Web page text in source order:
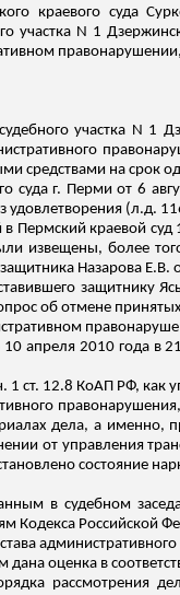
краевого суда
участка N 1
участка N
средствами на срок
суда г. Перми от 6
удовлетворения (л.д.
Пермский краевой суд
извещены, более
Назарова
защитнику
об отмене
апреля 2010 года в
ст. 12.8 КоАП РФ, как
дела, а именно,
от управления
состояние
в судебном
Кодекса Российской
дана оценка в
рассмотрения